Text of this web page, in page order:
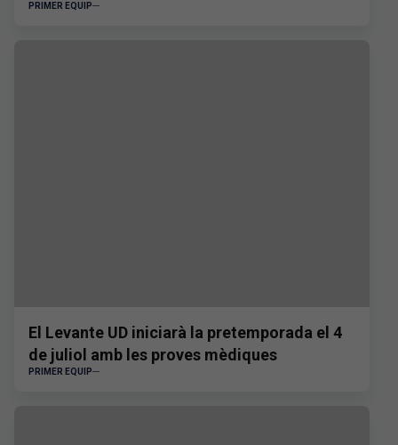
PRIMER EQUIP
El Levante UD iniciarà la pretemporada el 4
de juliol amb les proves mèdiques
PRIMER EQUIP